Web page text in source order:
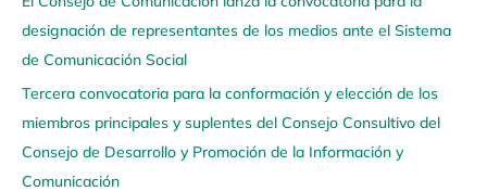
designación de representantes de los medios ante el Sistema
de Comunicación Social
Tercera convocatoria para la conformación y elección de los
miembros principales y suplentes del Consejo Consultivo del
Consejo de Desarrollo y Promoción de la Información y
Comunicación
a
q
u
í